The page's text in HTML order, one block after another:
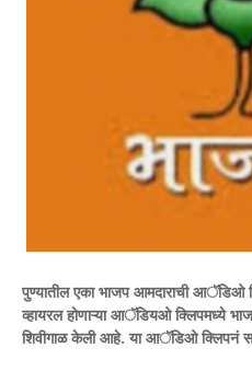
पुण्यातील एका भाजप आमदाराची आॅडिओ
व्हायरल होणाऱ्या आॅडियओ क्लिपमध्ये
शिवीगाळ केली आहे. या आॅडिओ क्लिपनं